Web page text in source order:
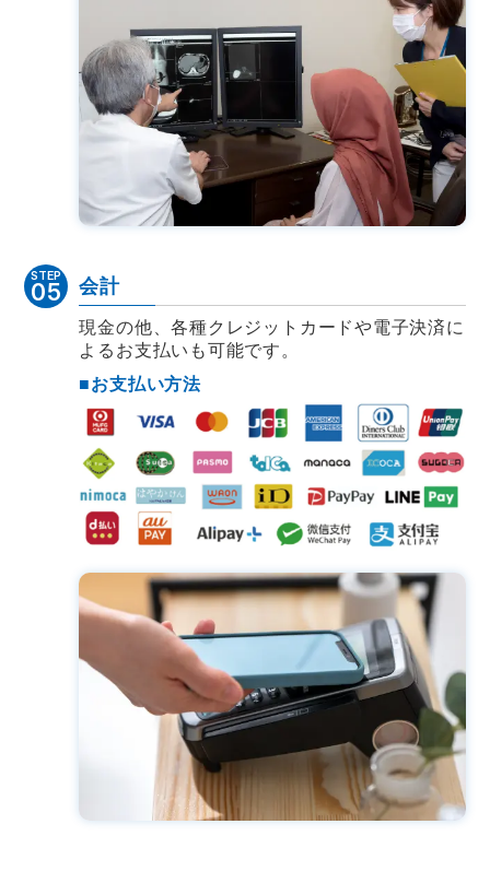
STEP
05 会計
現金の他、各種クレジットカードや電子決済に
よるお支払いも可能です。
■お支払い方法